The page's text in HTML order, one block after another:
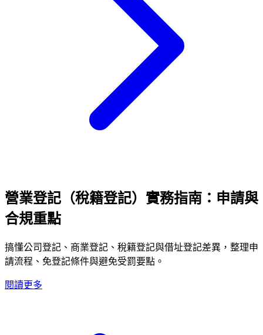
營業登記（稅籍登記）實務指南：申請與
合規重點
搞懂公司登記、商業登記、稅籍登記與借址登記差異，整理申
請流程、免登記條件與避免受罰要點。
閱讀更多